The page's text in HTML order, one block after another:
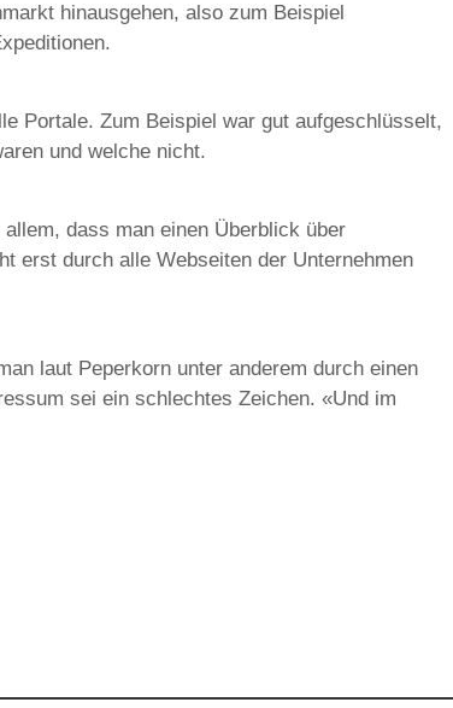
hinausgehen, also zum Beispiel
Portale. Zum Beispiel war gut aufgeschlüsselt,
und welche nicht.
dass man einen Überblick über
erst durch alle Webseiten der Unternehmen
laut Peperkorn unter anderem durch einen
sei ein schlechtes Zeichen. «Und im